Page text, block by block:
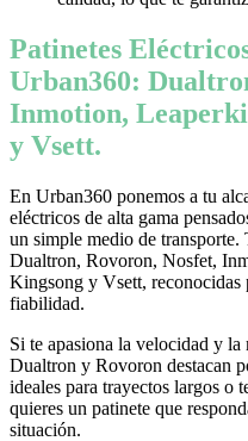
Patinetes
Urban360:
Inmotion,
y Vsett.
En Urban360 ponemos a tu
eléctricos de alta gama
un simple medio de transporte.
Dualtron, Rovoron, Nosfet,
Kingsong y Vsett,
fiabilidad.
Si te apasiona la velocidad y
Dualtron y Rovoron destacan
ideales para trayectos largos o
quieres un patinete que
situación.